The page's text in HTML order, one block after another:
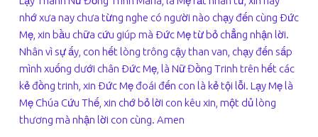
nhớ xưa nay chưa từng nghe có người nào chạy đến cùng Ðức
Mẹ, xin bầu chữa cứu giúp mà Ðức Mẹ từ bỏ chẳng nhận lời.
Nhân vì sự ấy, con hết lòng trông cậy than van, chạy đến sấp
mình xuống dưới chân Ðức Mẹ, là Nữ Đồng Trinh trên hết các
kẻ đồng trinh, xin Ðức Mẹ đoái đến con là kẻ tội lỗi. Lạy Mẹ là
Mẹ Chúa Cứu Thế, xin chớ bỏ lời con kêu xin, một dủ lòng
thương mà nhận lời con cùng. Amen